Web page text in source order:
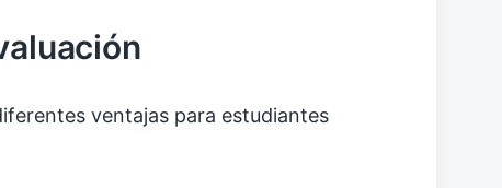
ventajas para estudiantes